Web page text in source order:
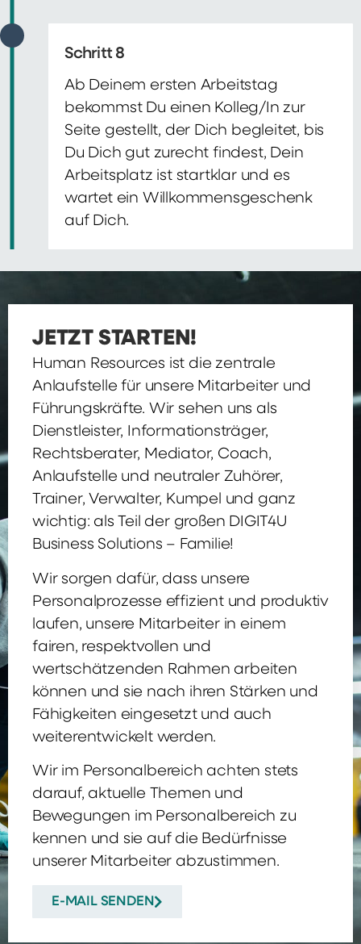
Schritt 8
Ab Deinem ersten Arbeitstag
bekommst Du einen Kolleg/In zur
Seite gestellt, der Dich begleitet, bis
Du Dich gut zurecht findest, Dein
Arbeitsplatz ist startklar und es
wartet ein Willkommensgeschenk
auf Dich.
JETZT STARTEN!
Human Resources ist die zentrale
Anlaufstelle für unsere Mitarbeiter und
Führungskräfte. Wir sehen uns als
Dienstleister, Informationsträger,
Rechtsberater, Mediator, Coach,
Anlaufstelle und neutraler Zuhörer,
Trainer, Verwalter, Kumpel und ganz
wichtig: als Teil der großen DIGIT4U
Business Solutions – Familie!
Wir sorgen dafür, dass unsere
Personalprozesse effizient und produktiv
laufen, unsere Mitarbeiter in einem
fairen, respektvollen und
wertschätzenden Rahmen arbeiten
können und sie nach ihren Stärken und
Fähigkeiten eingesetzt und auch
weiterentwickelt werden.
Wir im Personalbereich achten stets
darauf, aktuelle Themen und
Bewegungen im Personalbereich zu
kennen und sie auf die Bedürfnisse
unserer Mitarbeiter abzustimmen.
E-MAIL SENDEN